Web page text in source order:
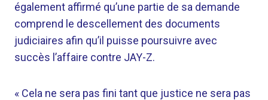
également affirmé qu’une partie de sa demande
comprend le descellement des documents
judiciaires afin qu’il puisse poursuivre avec
succès l’affaire contre JAY-Z.
« Cela ne sera pas fini tant que justice ne sera pas